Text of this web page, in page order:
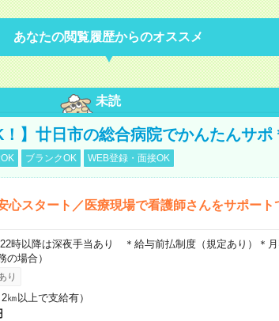
あなたの閲覧履歴からのオススメ
未読
！】廿日市の総合病院でかんたんサポ
ブランクOK WEB登録・面接OK
心スタート／医療現場で看護師さんをサポート
時以降は深夜手当あり ＊給与前払制度（規定あり）＊月
の場合）
り
㎞以上で支給有）